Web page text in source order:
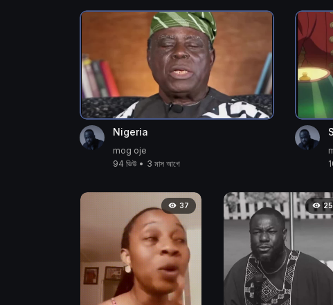
Nigeria
mog oje
94 ভিউ • 3 মাস আগে
37 25